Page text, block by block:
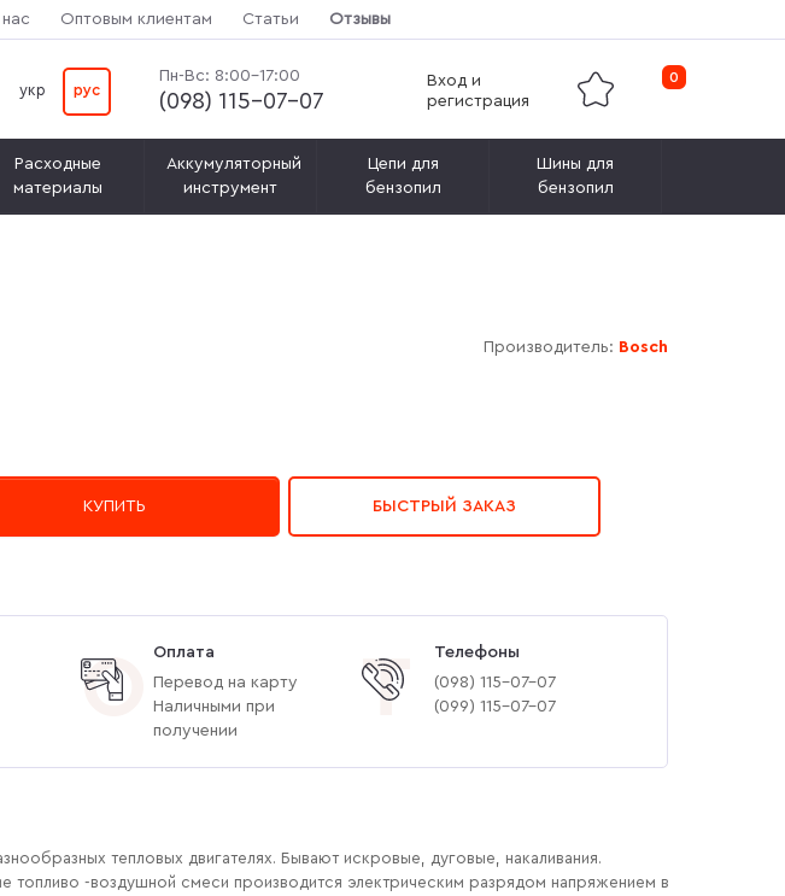
Оптовым клиентам Статьи Отзывы
0
Вход и
регистрация
Пн-Вс: 8:00-17:00
(‎098) 115-07-07
укр рус
Расходные
материалы
Аккумуляторный
инструмент
Цепи для
бензопил
Шины для
бензопил
Производитель: Bosch
КУПИТЬ БЫСТРЫЙ ЗАКАЗ
О
Оплата
Перевод на карту
Наличными при
получении
Т
Телефоны
(‎098) 115-07-07
(‎099) 115-07-07
тепловых двигателях. Бывают искровые, дуговые, накаливания.
топливо -воздушной смеси производится электрическим разрядом напряжением в